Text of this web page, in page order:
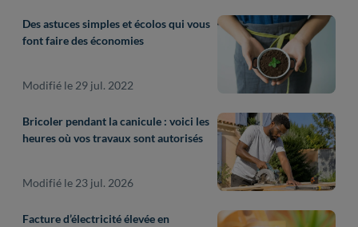
Des astuces simples et écolos qui vous
font faire des économies
Modifié le 29 jul. 2022
Bricoler pendant la canicule : voici les
heures où vos travaux sont autorisés
Modifié le 23 jul. 2026
Facture d’électricité élevée en